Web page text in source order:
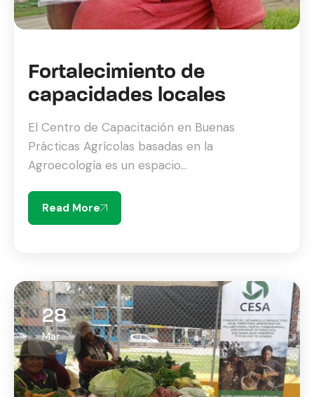
Fortalecimiento de
capacidades locales
El Centro de Capacitación en Buenas
Prácticas Agrícolas basadas en la
Agroecología es un espacio...
Read More
28
Mar